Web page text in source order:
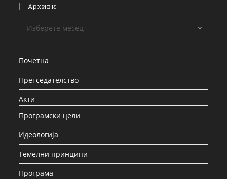
Архиви
Изберете месец
Почетна
Претседателство
Акти
Програмски цели
Идеологија
Темелни принципи
Програма